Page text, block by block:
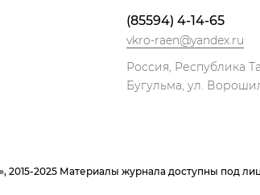
(85594) 4-14-65
vkro-raen@yandex.ru
Россия, Республика
Бугульма, ул.
2015-2025 Материалы журнала доступны под